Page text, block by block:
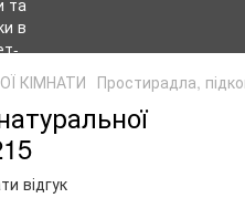
КІМНАТИ Простирадла,
відгук